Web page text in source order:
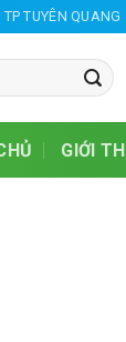
TUYÊN QUANG
GIỚI